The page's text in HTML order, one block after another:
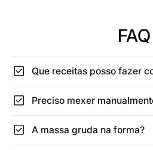
FAQ
check_box Que receitas posso fazer
check_box Preciso mexer
check_box A massa gruda na forma?